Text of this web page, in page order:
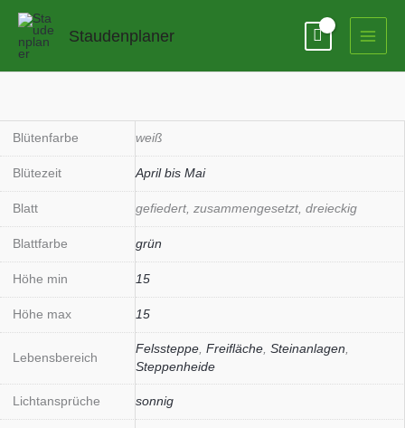
Zum
springen
Staudenplaner
Blütenfarbe weiß
Blütezeit April bis Mai
Blatt gefiedert, zusammengesetzt, dreieckig
Blattfarbe grün
Höhe min 15
Höhe max 15
Lebensbereich
Felssteppe Freifläche Steinanlagen
Steppenheide
Lichtansprüche sonnig